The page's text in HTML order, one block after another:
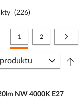
(226)
Strona
Aktualnie czytasz stronę
1 Strona
2
NW 4000K E27